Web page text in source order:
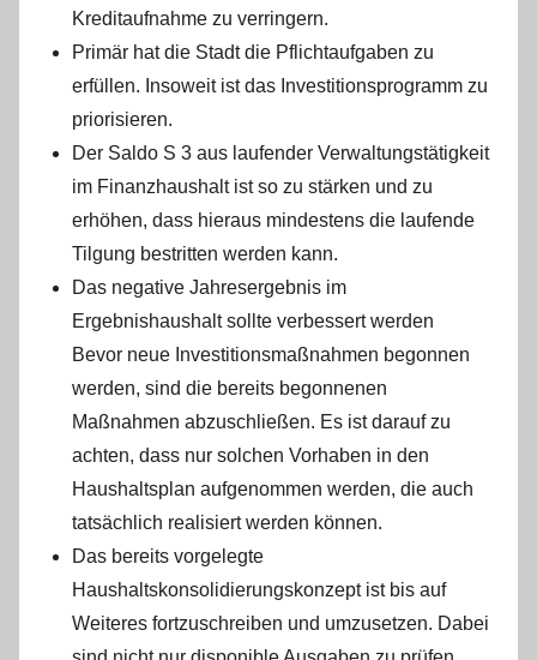
Kreditaufnahme zu verringern.
Primär hat die Stadt die Pflichtaufgaben zu
erfüllen. Insoweit ist das Investitionsprogramm zu
priorisieren.
Der Saldo S 3 aus laufender Verwaltungstätigkeit
im Finanzhaushalt ist so zu stärken und zu
erhöhen, dass hieraus mindestens die laufende
Tilgung bestritten werden kann.
Das negative Jahresergebnis im
Ergebnishaushalt sollte verbessert werden
Bevor neue Investitionsmaßnahmen begonnen
werden, sind die bereits begonnenen
Maßnahmen abzuschließen. Es ist darauf zu
achten, dass nur solchen Vorhaben in den
Haushaltsplan aufgenommen werden, die auch
tatsächlich realisiert werden können.
Das bereits vorgelegte
Haushaltskonsolidierungskonzept ist bis auf
Weiteres fortzuschreiben und umzusetzen. Dabei